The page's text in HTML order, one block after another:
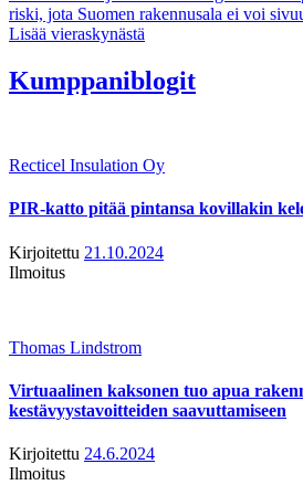
riski, jota Suomen rakennusala ei voi
Lisää vieraskynästä
Kumppaniblogit
Recticel Insulation Oy
PIR-katto pitää pintansa kovillakin
Kirjoitettu 21.10.2024
Ilmoitus
Thomas Lindstrom
Virtuaalinen kaksonen tuo apua
kestävyystavoitteiden saavuttamiseen
Kirjoitettu 24.6.2024
Ilmoitus